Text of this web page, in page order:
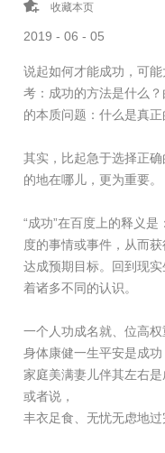
收藏本页
2019 - 06 - 05
说起如何才能成功，可
考：成功的方法是什么
的本质问题：什么是真正
其实，比起急于选择正
的地在哪儿，更为重要。
“成功”在百度上的释义
度的事情或事件，从而
达成预期目标。回到现
着诸多不同的认识。
一个人功成名就、位高权
身体康健一生平安是成功
家庭美满妻儿伴其左右是
或者说，
丰衣足食、无忧无虑地过